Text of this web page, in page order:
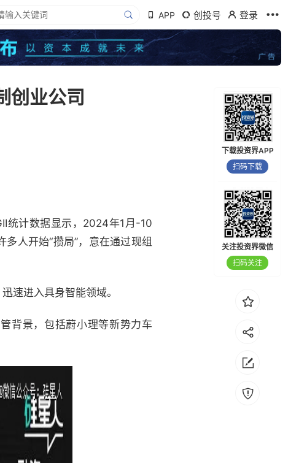
APP 创投号 登录
创业公司
统计数据显示，2024年1月-10
人开始“攒局”，意在通过现组
速进入具身智能领域。
背景，包括蔚小理等新势力车
下载投资界APP
扫码下载
关注投资界微信
扫码关注